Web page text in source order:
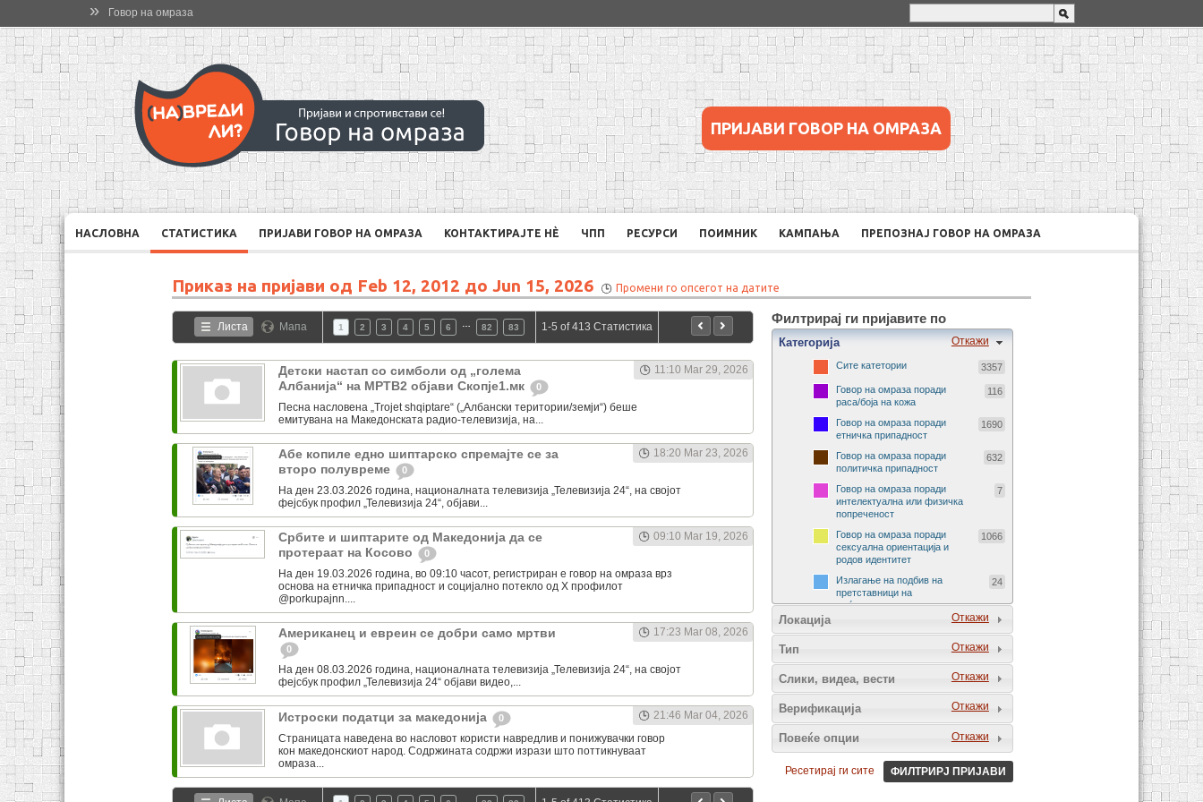
» Говор на омраза
ПРИЈАВИ ГОВОР НА ОМРАЗА
НАСЛОВНА СТАТИСТИКА ПРИЈАВИ ГОВОР НА ОМРАЗА КОНТАКТИРАЈТЕ НÈ ЧПП РЕСУРСИ ПОИМНИК КАМПАЊА ПРЕПОЗНАЈ ГОВОР НА ОМРАЗА
Приказ на пријави од Feb 12, 2012 до Jun 15, 2026 Промени го опсегот на датите
Листа Мапа 1 2 3 4 5 6 82 83 1-5 of 413 Статистика
Детски настап со симболи од „голема
Албанија“ на МРТВ2 објави Скопје1.мк
0
11:10 Mar 29, 2026
Песна насловена „Trojet shqiptare“ („Албански територии/земји“) беше
емитувана на Македонската радио-телевизија, на...
Абе копиле едно шиптарско спремајте се за
второ полувреме
0
18:20 Mar 23, 2026
На ден 23.03.2026 година, националната телевизија „Телевизија 24“, на својот
фејсбук профил „Телевизија 24“, објави...
Србите и шиптарите од Македонија да се
протераат на Косово
0
09:10 Mar 19, 2026
На ден 19.03.2026 година, во 09:10 часот, регистриран е говор на омраза врз
основа на етничка припадност и социјално потекло од Х профилот
@porkupajnn....
Американец и евреин се добри само мртви
0
17:23 Mar 08, 2026
На ден 08.03.2026 година, националната телевизија „Телевизија 24“, на својот
фејсбук профил „Телевизија 24“ објави видео,...
Истроски податци за македонија 0
21:46 Mar 04, 2026
Страницата наведена во насловот користи навредлив и понижувачки говор
кон македонскиот народ. Содржината содржи изрази што поттикнуваат
омраза...
Филтрирај ги пријавите по
Откажи
Категорија
Сите катетории 3357
Говор на омраза поради
раса/боја на кожа
116
Говор на омраза поради
етничка припадност
1690
Говор на омраза поради
политичка припадност
632
Говор на омраза поради
интелектуална или физичка
попреченост
7
Говор на омраза поради
сексуална ориентација и
родов идентитет
1066
Излагање на подбив на
претставници на
меѓународни организации
24
претставници на странски
религија и религиско
уверување
Говор на омраза поради
Говор на омраза поради пол
229
Говор на омраза на спортски
5
Откажи
Локација
Откажи
Тип
Откажи
Слики, видеа, вести
Откажи
Верификација
Откажи
Повеќе опции
Ресетирај ги сите ФИЛТРИРЈ ПРИЈАВИ